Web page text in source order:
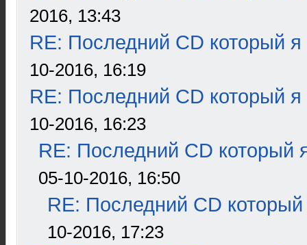
2016, 13:43
RE: Последний CD который я
10-2016, 16:19
RE: Последний CD который я
10-2016, 16:23
RE: Последний CD который
05-10-2016, 16:50
RE: Последний CD который
10-2016, 17:23